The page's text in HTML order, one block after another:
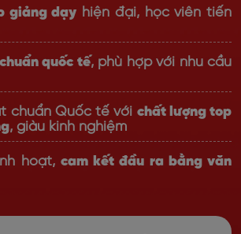
giảng dạy hiện đại, học viên tiến
chuẩn quốc tế, phù hợp với nhu cầu
chuẩn Quốc tế với chất lượng top
, giàu kinh nghiệm
hoạt, cam kết đầu ra bằng văn